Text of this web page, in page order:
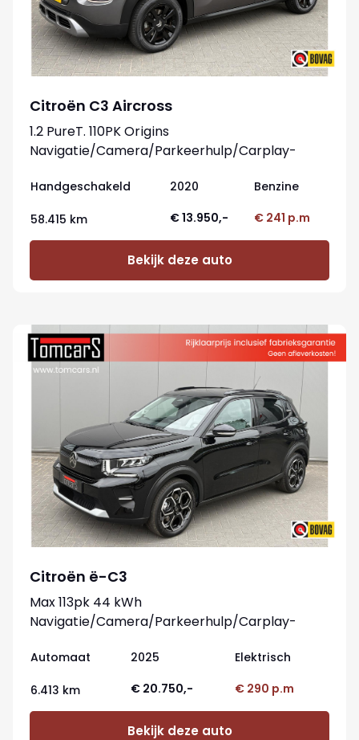
Citroën C3 Aircross
1.2 PureT. 110PK Origins
Navigatie/Camera/Parkeerhulp/Carplay-
Handgeschakeld 2020 Benzine
58.415 km € 13.950,- € 241 p.m
Bekijk deze auto
Citroën ë-C3
Max 113pk 44 kWh
Navigatie/Camera/Parkeerhulp/Carplay-
Automaat 2025 Elektrisch
6.413 km € 20.750,- € 290 p.m
Bekijk deze auto